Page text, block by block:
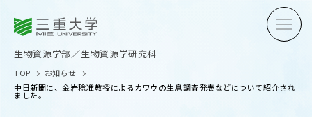
生物資源学部 生物資源学研究科
TOP
お知らせ
中日新聞に、金岩稔准教授によるカワウの生息調査発表などについて紹介され
ました。